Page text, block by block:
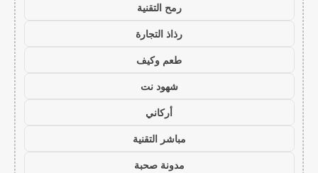
رمح التقنية
رذاذ التجارة
طعم وكيف
شهود نت
أركاني
مباشر التقنية
مدونة صحبة